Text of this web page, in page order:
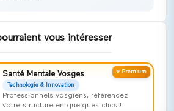
vous intéresser
⭐ Premium
Santé Mentale Vosges
Technologie & Innovation
Professionnels vosgiens, référencez
votre structure en quelques clics !